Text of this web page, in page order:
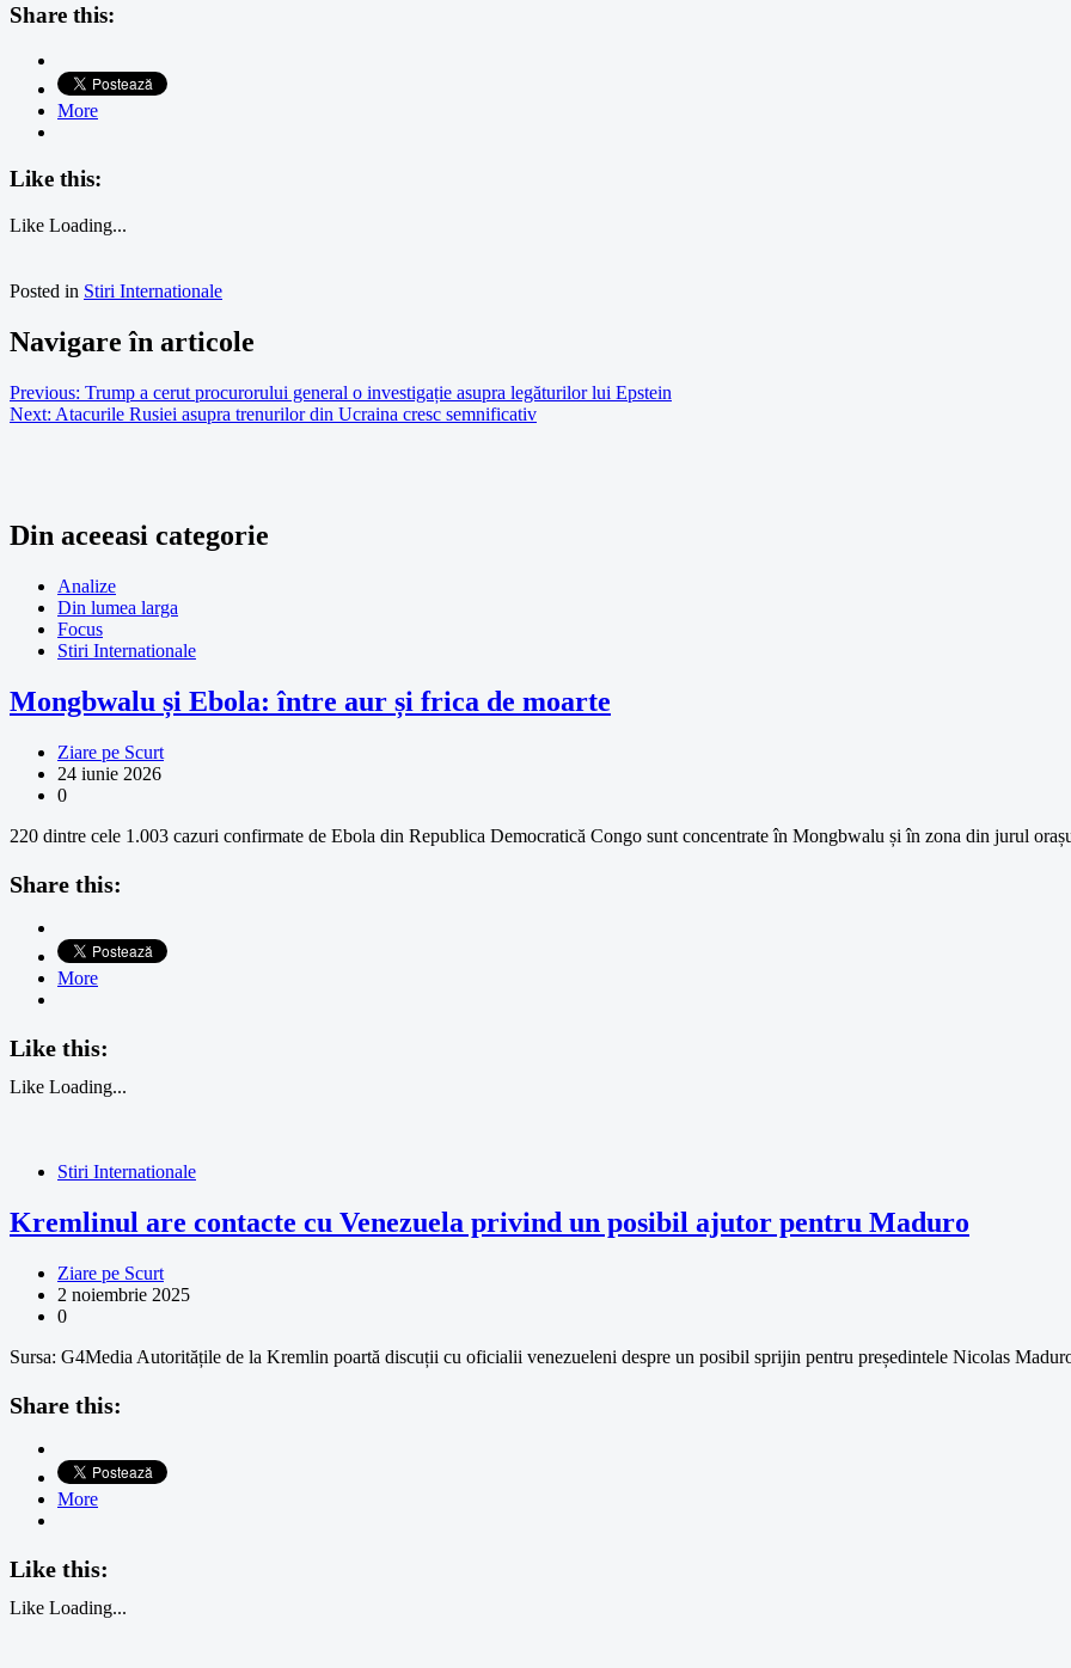
Share this:
More
Like this:
Like Loading...
Posted in Stiri Internationale
Navigare în articole
Previous: Trump a cerut procurorului general o investigație asupra legăturilor lui Epstein
Next: Atacurile Rusiei asupra trenurilor din Ucraina cresc semnificativ
Din aceeasi categorie
Analize
Din lumea larga
Focus
Stiri Internationale
Mongbwalu și Ebola: între aur și frica de moarte
Ziare pe Scurt
24 iunie 2026
0
220 dintre cele 1.003 cazuri confirmate de Ebola din Republica Democratică Congo sunt concentrate în Mongbwalu și în zona din jurul
Share this:
More
Like this:
Like Loading...
Stiri Internationale
Kremlinul are contacte cu Venezuela privind un posibil ajutor pentru Maduro
Ziare pe Scurt
2 noiembrie 2025
0
Sursa: G4Media Autoritățile de la Kremlin poartă discuții cu oficialii venezueleni despre un posibil sprijin pentru președintele Nicolas
Share this:
More
Like this:
Like Loading...